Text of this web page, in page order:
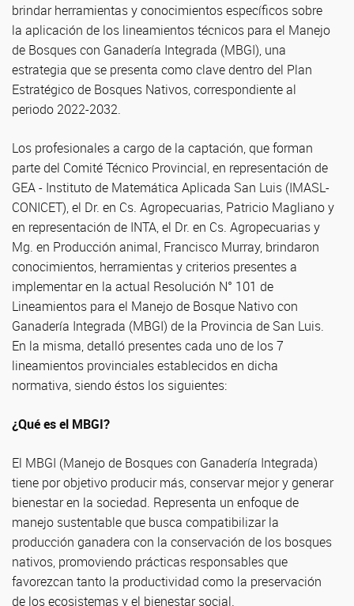
brindar herramientas y conocimientos específicos sobre
la aplicación de los lineamientos técnicos para el Manejo
de Bosques con Ganadería Integrada (MBGI), una
estrategia que se presenta como clave dentro del Plan
Estratégico de Bosques Nativos, correspondiente al
periodo 2022-2032.
Los profesionales a cargo de la captación, que forman
parte del Comité Técnico Provincial, en representación de
GEA - Instituto de Matemática Aplicada San Luis (IMASL-
CONICET), el Dr. en Cs. Agropecuarias, Patricio Magliano y
en representación de INTA, el Dr. en Cs. Agropecuarias y
Mg. en Producción animal, Francisco Murray, brindaron
conocimientos, herramientas y criterios presentes a
implementar en la actual Resolución N° 101 de
Lineamientos para el Manejo de Bosque Nativo con
Ganadería Integrada (MBGI) de la Provincia de San Luis.
En la misma, detalló presentes cada uno de los 7
lineamientos provinciales establecidos en dicha
normativa, siendo éstos los siguientes:
¿Qué es el MBGI?
El MBGI (Manejo de Bosques con Ganadería Integrada)
tiene por objetivo producir más, conservar mejor y generar
bienestar en la sociedad. Representa un enfoque de
manejo sustentable que busca compatibilizar la
producción ganadera con la conservación de los bosques
nativos, promoviendo prácticas responsables que
favorezcan tanto la productividad como la preservación
de los ecosistemas y el bienestar social.